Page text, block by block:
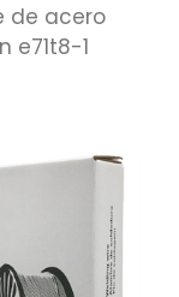
de acero
e71t8-1